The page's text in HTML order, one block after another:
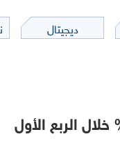
ديجيتال